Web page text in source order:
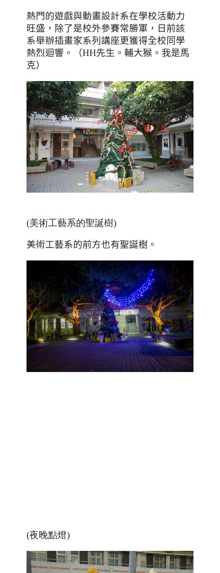
熱門的遊戲與動畫設計系在學校活動力
旺盛，除了是校外參賽常勝軍，日前該
系舉辦插畫家系列講座更獲得全校同學
熱烈迴響。（HH先生。輔大𤠣 。我是馬
克）
(美術工藝系的聖誕樹)
美術工藝系的前方也有聖誕樹。
(夜晚點燈)